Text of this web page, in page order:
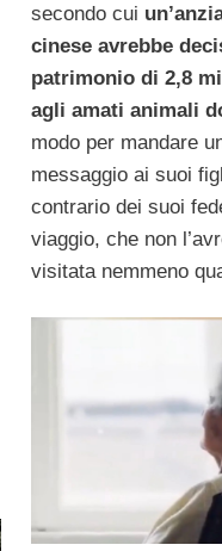
secondo cui
cinese avrebbe
patrimonio di 2,8
agli amati animali
modo per mandare
messaggio ai suoi
contrario dei suoi
viaggio, che non
visitata nemmeno